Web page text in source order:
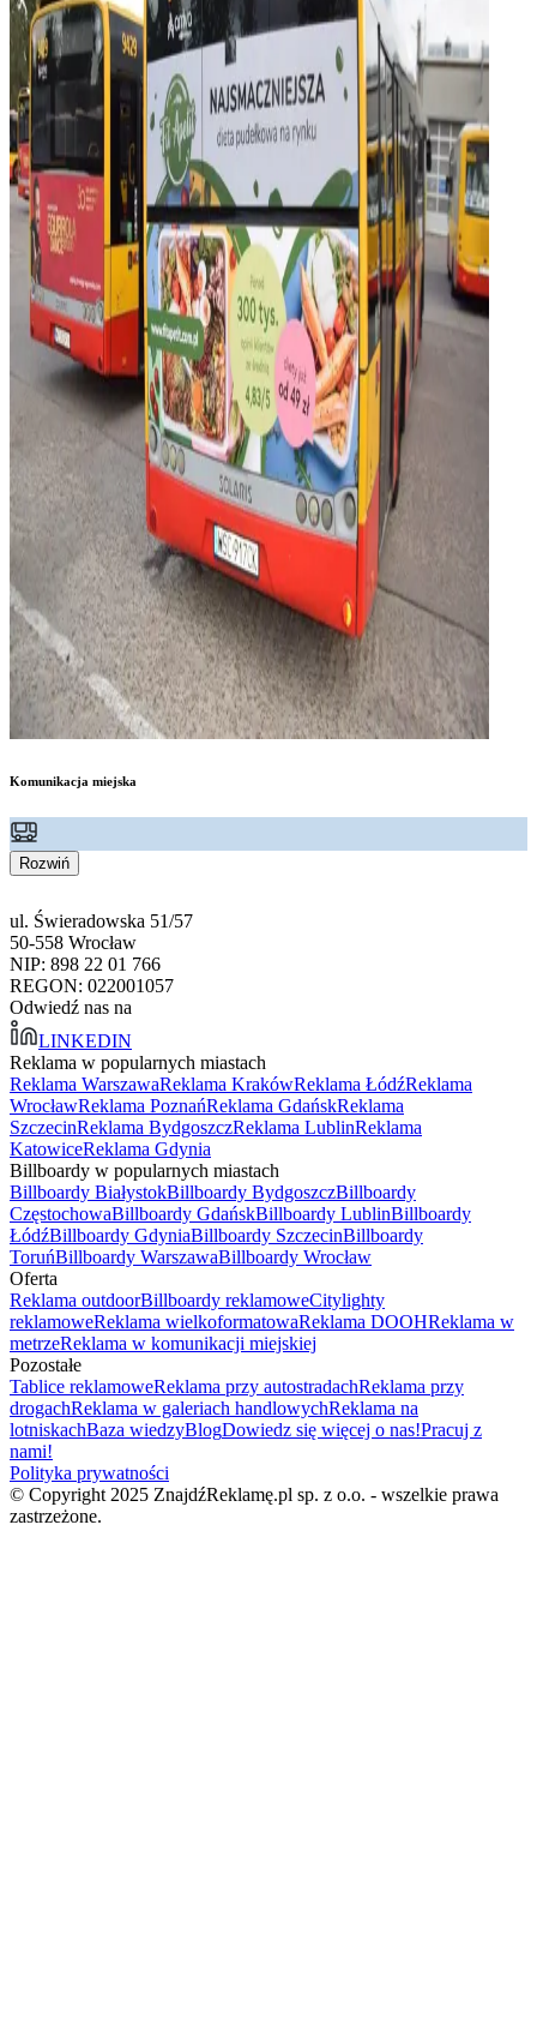
Komunikacja miejska
Rozwiń
ul. Świeradowska 51/57
50-558 Wrocław
NIP: 898 22 01 766
REGON: 022001057
Odwiedź nas na
LINKEDIN
Reklama w popularnych miastach
Reklama WarszawaReklama KrakówReklama ŁódźReklama
WrocławReklama PoznańReklama GdańskReklama
SzczecinReklama BydgoszczReklama LublinReklama
KatowiceReklama Gdynia
Billboardy w popularnych miastach
Billboardy BiałystokBillboardy BydgoszczBillboardy
CzęstochowaBillboardy GdańskBillboardy LublinBillboardy
ŁódźBillboardy GdyniaBillboardy SzczecinBillboardy
ToruńBillboardy WarszawaBillboardy Wrocław
Oferta
Reklama outdoorBillboardy reklamoweCitylighty
reklamoweReklama wielkoformatowaReklama DOOHReklama w
metrzeReklama w komunikacji miejskiej
Pozostałe
Tablice reklamoweReklama przy autostradachReklama przy
drogachReklama w galeriach handlowychReklama na
lotniskachBaza wiedzyBlogDowiedz się więcej o nas!Pracuj z
nami!
Polityka prywatności
© Copyright 2025 ZnajdźReklamę.pl sp. z o.o. - wszelkie prawa
zastrzeżone.